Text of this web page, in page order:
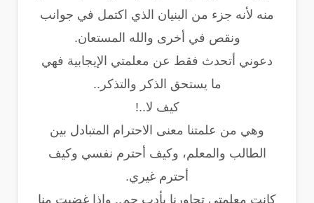
منه لأنه جزء من البنيان الذي اكتمل في جوانب
ونقص في أخرى والله المستعان.
دعوني أتحدث فقط عن معلمتي الإيجابية فهي
ما يستحق الذكر والتذكر..
كيف لا..!
وهي من علمتنا معنى الاحترام المتبادل بين
الطالب والمعلم، وكيف أحترم نفسي وكيف
أحترم غيري.
كانت معلمتي تحاورنا بأدب جم.. وإذا غضبت منا